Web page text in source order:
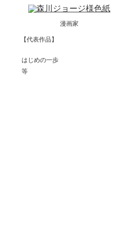
漫画家
【代表作品】
はじめの一歩
等